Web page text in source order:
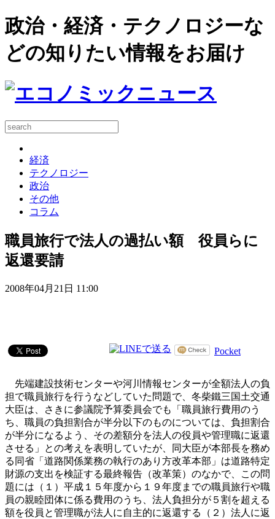
政治・経済・テクノロジーな
どの知りたい情報をお届け
経済
テクノロジー
政治
その他
コラム
職員旅行で法人の過払い額 役員らに
返還要請
2008年04月21日 11:00
Pocket
先端建設技術センターや河川情報センターが全額法人の負
担で職員旅行を行うなどしていた問題で、冬柴鐵三国土交通
大臣は、さきに参議院予算委員会でも「職員旅行費用のう
ち、職員の負担割合が半分以下のものについては、負担割合
が半分になるよう、その差額分を法人の役員や管理職に返還
させる」との考えを表明していたが、同大臣が本部長を務め
る同省「道路関係業務の執行のあり方改革本部」は道路特定
財源の支出を検証する最終報告（改革策）のなかで、この問
題には（１）平成１５年度から１９年度までの職員旅行や職
員の親睦団体に係る費用のうち、法人負担分が５割を超える
額を役員と管理職が法人に自主的に返還する（２）法人に返